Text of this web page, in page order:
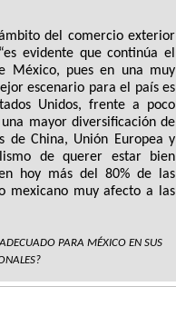
del comercio exterior
evidente que continúa el
México, pues en una muy
escenario para el país es
Unidos, frente a poco
mayor diversificación de
de China, Unión Europea y
de querer estar bien
hoy más del 80% de las
mexicano muy afecto a las
PARA MÉXICO EN SUS